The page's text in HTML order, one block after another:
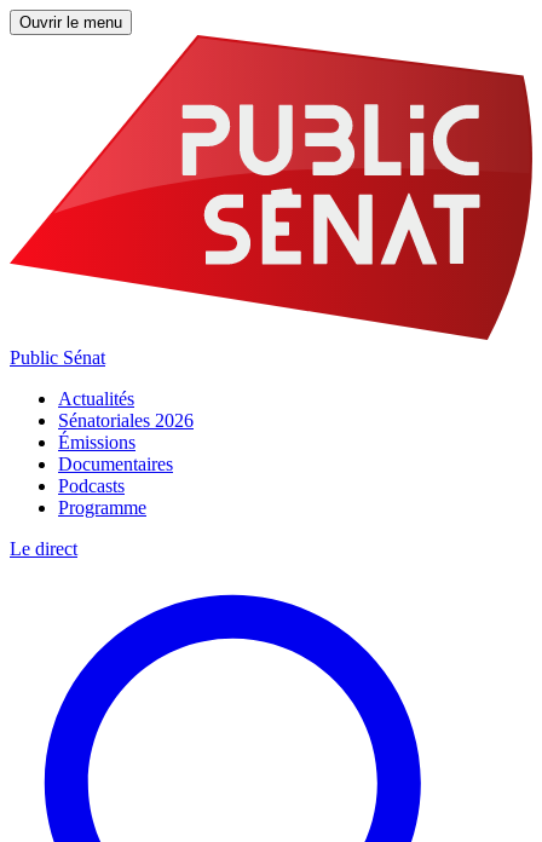
Ouvrir le menu
Public Sénat
Actualités
Sénatoriales 2026
Émissions
Documentaires
Podcasts
Programme
Le direct